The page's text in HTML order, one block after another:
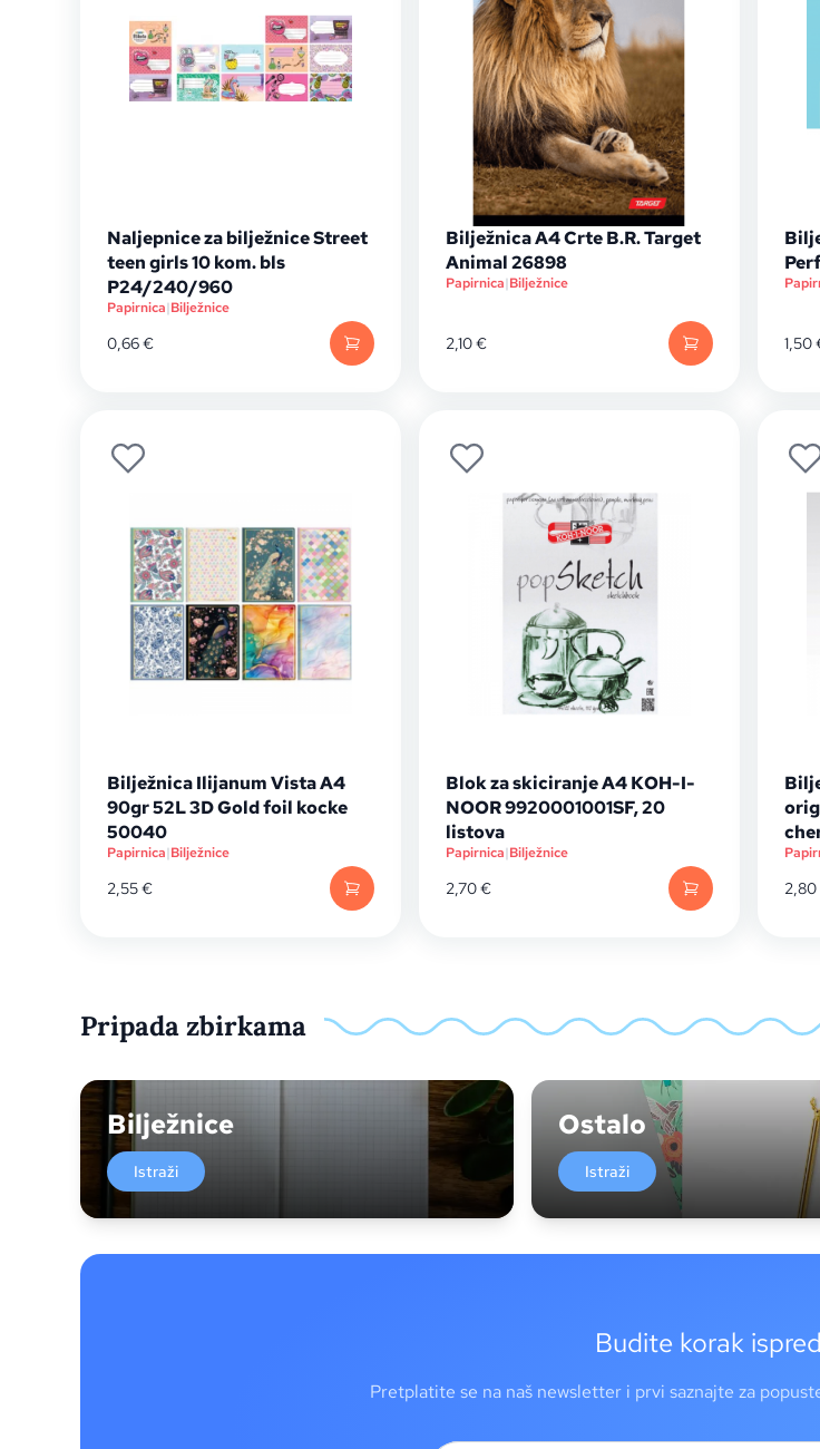
Naljepnice za bilježnice Street
teen girls 10 kom. bls
P24/240/960
Papirnica|Bilježnice
0,66€
Bilježnica A4 Crte B.R. Target
Animal 26898
Papirnica|Bilježnice
2,10€ 1,50
Bilježnica Ilijanum Vista A4
90gr 52L 3D Gold foil kocke
50040
Papirnica|Bilježnice
2,55€
Blok za skiciranje A4 KOH-I-
NOOR 9920001001SF, 20
listova
Papirnica|Bilježnice
2,70€ 2,80
Pripada zbirkama
Bilježnice
Istraži
Ostalo
Istraži
Budite korak
Pretplatite se na naš newsletter i prvi saznajte za